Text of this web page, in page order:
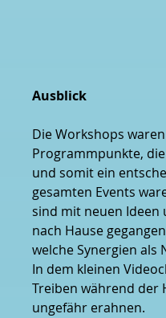
Ausblick
Die Workshops
Programmpunkte,
und somit ein
gesamten Events
sind mit neuen Ideen
nach Hause
welche Synergien als
In dem kleinen
Treiben während der
ungefähr erahnen.